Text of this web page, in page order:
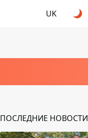
UK
ПОСЛЕДНИЕ НОВОСТИ